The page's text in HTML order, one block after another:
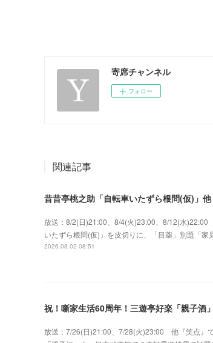
寄席チャンネル
フォロー
関連記事
昔昔亭桃之助「自転車いたずら根問(仮)」
放送：8/2(日)21:00、8/4(火)23:00、8/12(水
いたずら根問(仮)」を皮切りに、「目薬」別題「
2026.08.02 08:51
祝！噺家生活60周年！三遊亭好楽「親子酒
放送：7/26(日)21:00、7/28(火)23:00 他『笑点』